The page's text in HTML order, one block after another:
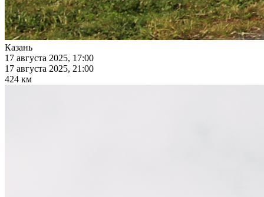
Казань
17 августа 2025, 17:00
17 августа 2025, 21:00
424 км